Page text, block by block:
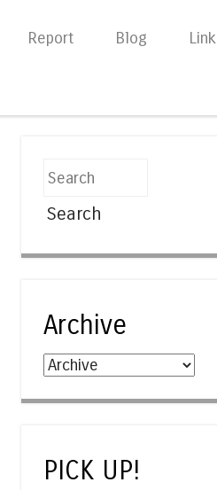
Report Blog Link
Search
Archive
PICK UP!